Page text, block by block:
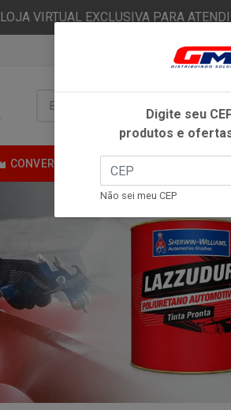
LOJA VIRTUAL EXCLUSIVA PARA
CONVERSÃO FITAS ADESIVAS
Digite seu
produtos e
Não sei meu CEP